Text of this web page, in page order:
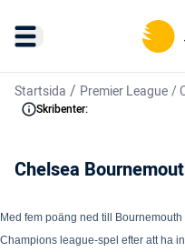
Startsida / Premier League/
Skribenter:
Chelsea
Med fem poäng ned till
Champions league-spel efter att ha